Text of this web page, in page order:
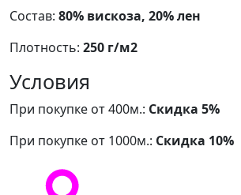
Состав: 80% вискоза, 20% лен
Плотность: 250 г/м2
Условия
При покупке от 400м.: Скидка 5%
При покупке от 1000м.: Скидка 10%